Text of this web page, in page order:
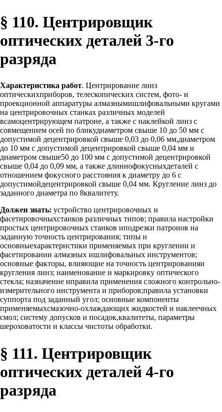
§ 110. Центрировщик
оптических деталей 3-го
разряда
Характеристика работ. Центрирование линз
оптическихприборов, телескопических систем, фото- и
проекционной аппаратуры алмазнымишлифовальными кругами
на центрировочных станках различных моделей
всамоцентрирующем патроне, а также с наклейкой линз с
совмещением осей по бликудиаметром свыше 10 до 50 мм с
допустимой децентрировкой свыше 0,03 до 0,06 мм,диаметром
до 10 мм с допустимой децентрировкой свыше 0,04 мм и
диаметром свыше50 до 100 мм с допустимой децентрировкой
свыше 0,04 до 0,09 мм, а также длиннофокусныхдеталей с
отношением фокусного расстояния к диаметру до 6 с
допустимойдецентрировкой свыше 0,04 мм. Кругление линз до
заданного диаметра по 8квалитету.
Должен знать: устройство центрировочных и
фасетировочныхстанков различных типов; правила настройки
простых центрировочных станков иподрезки патронов на
заданную точность центрирования; типы и
основныехарактеристики применяемых при круглении и
фасетировании алмазных ишлифовальных инструментов;
основные факторы, влияющие на точность центрированияи
кругления линз; наименование и маркировку оптического
стекла; назначение иправила применения сложного контрольно-
измерительного инструмента и приборов;правила установки
суппорта под заданный угол; основные компоненты
применяемыхсмазочно-охлаждающих жидкостей и наклеечных
смол; систему допусков и посадок,квалитеты, параметры
шероховатости и классы чистоты обработки.
§ 111. Центрировщик
оптических деталей 4-го
разряда